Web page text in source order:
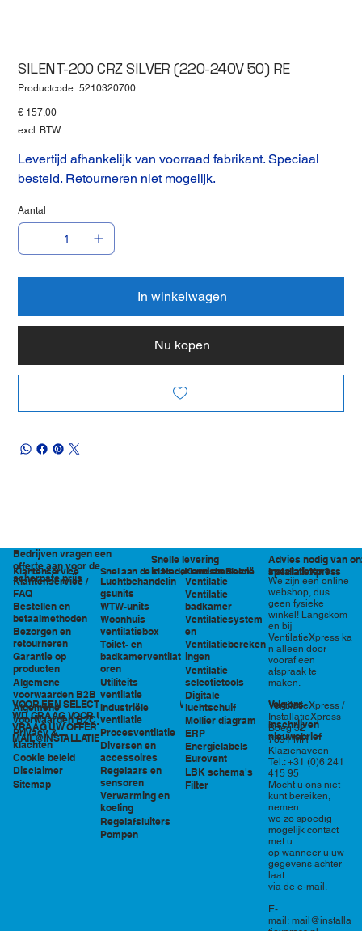
SILENT-200 CRZ SILVER (220-240V 50) RE
Productcode: Productcode
5210320700
Prijs
€ 157,00
excl. BTW
Levertijd afhankelijk van voorraad fabrikant. Speciaal
besteld. Retourneren niet mogelijk.
Aantal
In winkelwagen
Nu kopen
Klantenservice
Klantenservice /
FAQ
Bestellen en
betaalmethoden
Bezorgen en
retourneren
Garantie op
producten
Algemene
voorwaarden B2B
Algemene
voorwaarden B2C
Privacy &
klachten
Cookie beleid
Disclaimer
Sitemap
VOOR EEN SELECTIE EN PRIJSOPGAVE STAAN
WIJ GRAAG VOOR U KLAAR!
VRAAG UW OFFERTE AAN VIA
MAIL@INSTALLATIEXPRESS.NL
Bedrijven vragen een
offerte aan voor de
scherpste prijs
Snelle levering
in Nederland en België
Advies nodig van
specialisten?
Snel aan de slag
Luchtbehandelin
gsunits
WTW-units
Woonhuis
ventilatiebox
Toilet- en
badkamerventilat
oren
Utiliteits
ventilatie
Industriële
ventilatie
Procesventilatie
Diversen en
accessoires
Regelaars en
sensoren
Verwarming en
koeling
Regelafsluiters
Pompen
Kennisbank en
tools
Ventilatie
Ventilatie
badkamer
Ventilatiesystem
en
Ventilatiebereken
ingen
Ventilatie
selectietools
Digitale
luchtschuif
Mollier diagram
ERP
Energielabels
Eurovent
LBK schema's
Filter
We zijn een online
webshop, dus
geen fysieke
winkel! Langskom
en bij
VentilatieXpress ka
n alleen door
vooraf een
afspraak te
maken.
VentilatieXpress /
InstallatieXpress
Boeg 32
7891 MR
Klazienaveen
Tel.: +31 (0)6 241
415 95
Mocht u ons niet
kunt bereiken,
nemen
we zo spoedig
mogelijk contact
met u
op wanneer u uw
gegevens achter
laat
via de e-mail.
E-
mail: mail@installa
InstallatieXpress
Volg ons
Inschrijven
nieuwsbrief